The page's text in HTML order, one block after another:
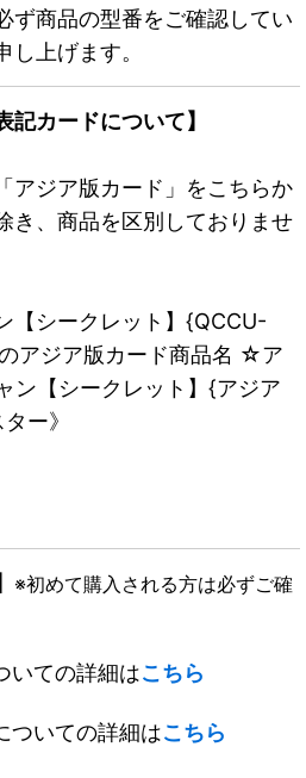
ず商品の型番をご確認してい
上げます。
記カードについて】
アジア版カード」をこちらか
き、商品を区別しておりませ
【シークレット】{QCCU-
アジア版カード商品名 ☆ア
ン【シークレット】{アジア
ー》
※初めて購入される方は必ずご確
いての詳細はこちら
ついての詳細はこちら